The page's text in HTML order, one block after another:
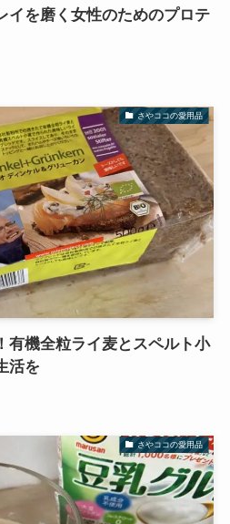
イを磨く女性のためのプロテ
さやココの愛用品
有機全粒ライ麦とスペルト小
活を
さやココの愛用品